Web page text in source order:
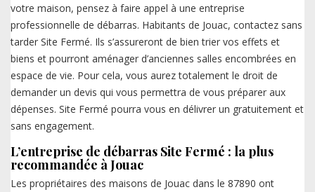
votre maison, pensez à faire appel à une entreprise
professionnelle de débarras. Habitants de Jouac, contactez sans
tarder Site Fermé. Ils s’assureront de bien trier vos effets et
biens et pourront aménager d’anciennes salles encombrées en
espace de vie. Pour cela, vous aurez totalement le droit de
demander un devis qui vous permettra de vous préparer aux
dépenses. Site Fermé pourra vous en délivrer un gratuitement et
sans engagement.
L’entreprise de débarras Site Fermé : la plus
recommandée à Jouac
Les propriétaires des maisons de Jouac dans le 87890 ont